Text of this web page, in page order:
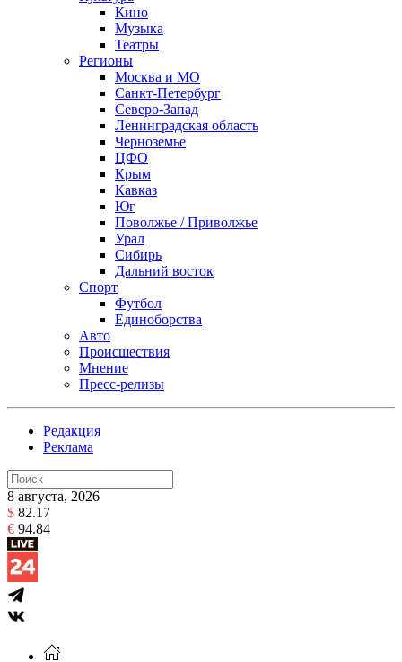
Кино
Музыка
Театры
Регионы
Москва и МО
Санкт-Петербург
Северо-Запад
Ленинградская область
Черноземье
ЦФО
Крым
Кавказ
Юг
Поволжье / Приволжье
Урал
Сибирь
Дальний восток
Спорт
Футбол
Единоборства
Авто
Происшествия
Мнение
Пресс-релизы
Редакция
Реклама
8 августа, 2026
$ 82.17
€ 94.84